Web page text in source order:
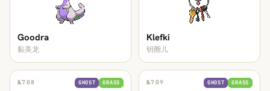
Goodra
黏美龙
Klefki
钥圈儿
№708 GHOST GRASS №709 GHOST GRASS